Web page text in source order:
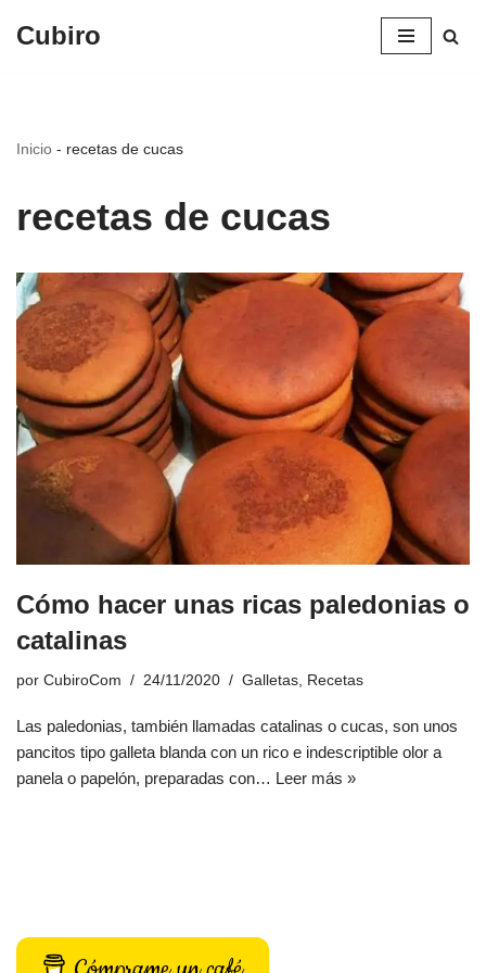
Cubiro
Inicio - recetas de cucas
recetas de cucas
Cómo hacer unas ricas paledonias o
catalinas
por CubiroCom 24/11/2020 Galletas Recetas
Las paledonias, también llamadas catalinas o cucas, son unos
pancitos tipo galleta blanda con un rico e indescriptible olor a
panela o papelón, preparadas con… Leer más »